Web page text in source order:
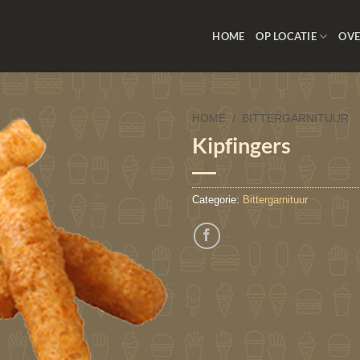
HOME OP LOCATIE
HOME / BITTERGARNITUUR
Kipfingers
Categorie: Bittergarnituur